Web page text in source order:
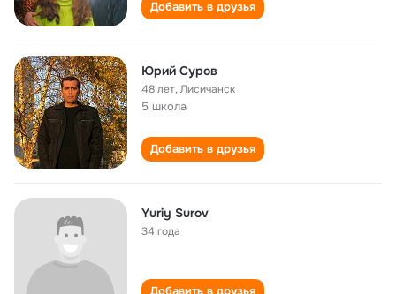
Добавить в друзья
Юрий Суров
48 лет,Лисичанск
5 школа
Добавить в друзья
Yuriy Surov
34 года
Добавить в друзья